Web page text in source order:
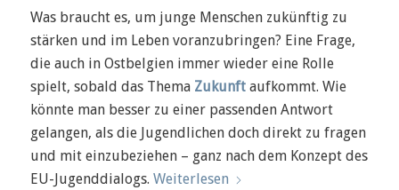
Was braucht es, um junge Menschen zukünftig zu
stärken und im Leben voranzubringen? Eine Frage,
die auch in Ostbelgien immer wieder eine Rolle
spielt, sobald das Thema Zukunftaufkommt. Wie
könnte man besser zu einer passenden Antwort
gelangen, als die Jugendlichen doch direkt zu fragen
und mit einzubeziehen – ganz nach dem Konzept des
EU-Jugenddialogs. Weiterlesen